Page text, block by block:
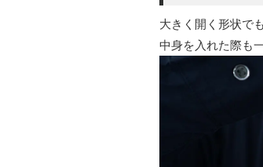
大きく開く形状で
中身を入れた際も